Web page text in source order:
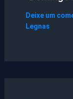
Deixe um
Legnas